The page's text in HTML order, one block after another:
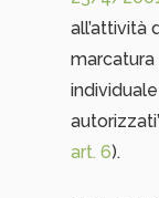
all’attività
marcatura
art. 6).